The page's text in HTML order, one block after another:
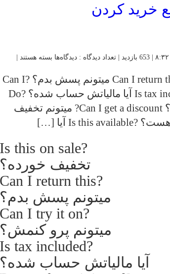
دیدگاه‌ها برای
اصطلاح
انگلیسی
موقع
خرید
کردن
بسته هستند |
?Is this on sale تخفیف خورده؟ ?Can I return this میتونم پسش بدم؟ ?Can I
try it on میتونم پرو کنمش؟ ?Is tax included آیا مالیاتش حساب شده؟ ?Do
you have it in red قرمزش رو دارید؟ Can I get a discount? میتونم تخفیف
?Is this on sale
تخفیف خورده؟
?Can I return this
میتونم پسش بدم؟
?Can I try it on
میتونم پرو کنمش؟
?Is tax included
آیا مالیاتش حساب شده؟